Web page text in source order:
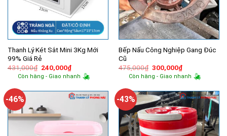
Thanh Lý Két Sắt Mini 3Kg Mới
99% Giá Rẻ
431,000₫ Giá
gốc
là:
240,000₫Giá
hiện
tại
240,000₫.
Còn hàng - Giao nhanh
Bếp Nấu Công Nghiệp Gang Đúc
Cũ
475,000₫ Giá
gốc
là:
300,000₫Giá
hiện
tại
300,000₫.
Còn hàng - Giao nhanh
-46% -43%